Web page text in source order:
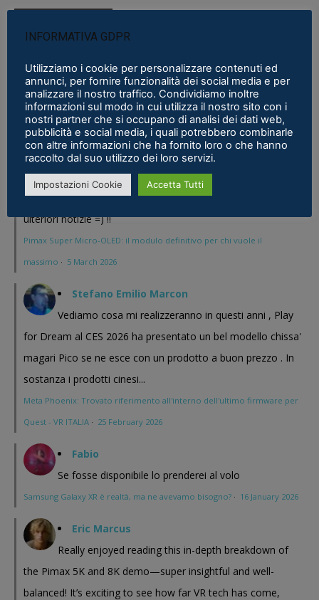
Sempre sul pezzo ottimo articolo !! GRAZIE.
Pimax Super Micro-OLED: il modulo definitivo per chi vuole il
massimo·5 March 2026
Stefano Emilio Marcon
Visto cosa sta' preparando Pico sia lato hardware
che lato software dico chip dedicati. Aspetto di vedere
ulteriori notizie =) !!
Pimax Super Micro-OLED: il modulo definitivo per chi vuole il
massimo · 5 March 2026
Stefano Emilio Marcon
Vediamo cosa mi realizzeranno in questi anni , Play
for Dream al CES 2026 ha presentato un bel modello chissa'
magari Pico se ne esce con un prodotto a buon prezzo . In
sostanza i prodotti cinesi...
Meta Phoenix: Trovato riferimento all'interno dell'ultimo firmware per
Quest - VR ITALIA · 25 February 2026
Fabio
Se fosse disponibile lo prenderei al volo
Samsung Galaxy XR è realtà, ma ne avevamo bisogno? · 16 January 2026
Eric Marcus
Really enjoyed reading this in-depth breakdown of
the Pimax 5K and 8K demo—super insightful and well-
balanced! It’s exciting to see how far VR tech has come,
INFORMATIVA GDPR
Utilizziamo i cookie per personalizzare contenuti ed
annunci, per fornire funzionalità dei social media e per
analizzare il nostro traffico. Condividiamo inoltre
informazioni sul modo in cui utilizza il nostro sito con i
nostri partner che si occupano di analisi dei dati web,
pubblicità e social media, i quali potrebbero combinarle
con altre informazioni che ha fornito loro o che hanno
raccolto dal suo utilizzo dei loro servizi.
Impostazioni Cookie Accetta Tutti